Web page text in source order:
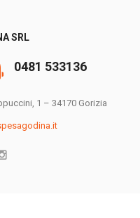
SRL
0481 533136
1 – 34170 Gorizia